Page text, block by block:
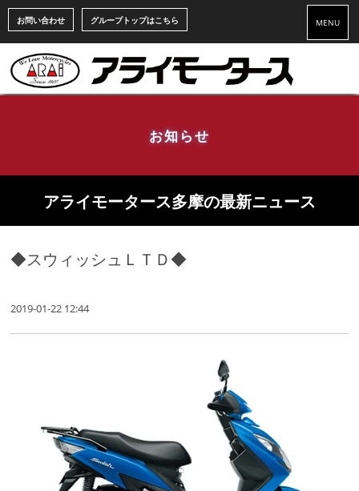
お問い合わせ グループトップはこちら MENU
お知らせ
アライモータース多摩の最新ニュース
◆スウィッシュＬＴＤ◆
2019-01-22 12:44